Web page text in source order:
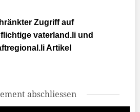
Zugriff auf
vaterland.li und
Artikel
abschliessen